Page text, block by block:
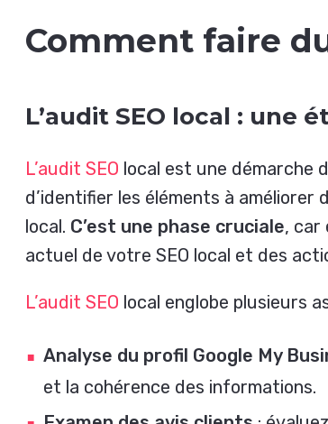
Comment faire
L’audit SEO local : une
L’audit SEO local est une démarche
d’identifier les éléments à
local. C’est une phase cruciale, car
actuel de votre SEO local et des
L’audit SEO local englobe plusieurs
Analyse du profil Google My
et la cohérence des informations.